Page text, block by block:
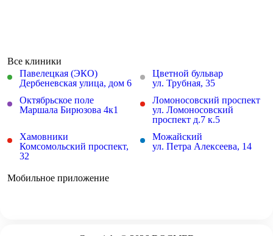
Все клиники
Павелецкая (ЭКО)
Дербеневская улица, дом 6
Цветной бульвар
ул. Трубная, 35
Октябрьское поле
Маршала Бирюзова 4к1
Ломоносовский проспект
ул. Ломоносовский
проспект д.7 к.5
Хамовники
Комсомольский проспект,
32
Можайский
ул. Петра Алексеева, 14
Мобильное приложение